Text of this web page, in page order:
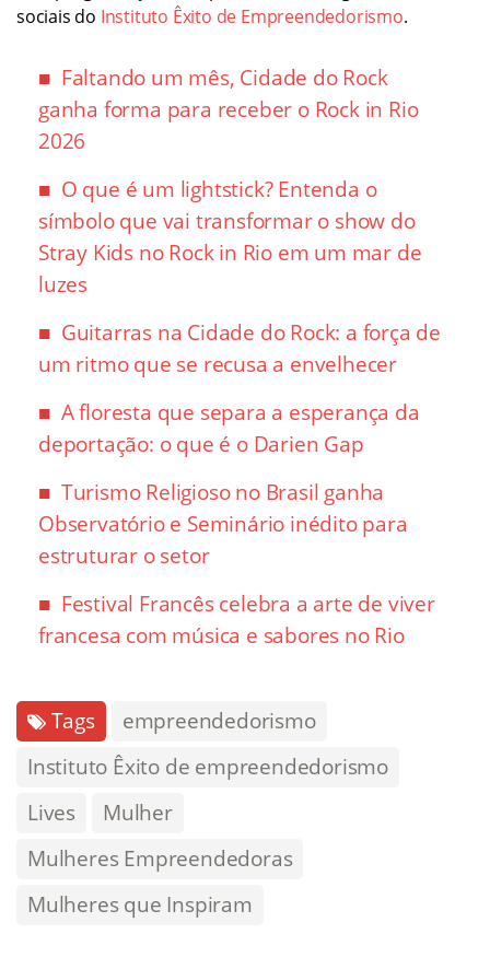
sociais do Instituto Êxito de Empreendedorismo.
Faltando um mês, Cidade do Rock
ganha forma para receber o Rock in Rio
2026
O que é um lightstick? Entenda o
símbolo que vai transformar o show do
Stray Kids no Rock in Rio em um mar de
luzes
Guitarras na Cidade do Rock: a força de
um ritmo que se recusa a envelhecer
A floresta que separa a esperança da
deportação: o que é o Darien Gap
Turismo Religioso no Brasil ganha
Observatório e Seminário inédito para
estruturar o setor
Festival Francês celebra a arte de viver
francesa com música e sabores no Rio
Tags
empreendedorismo
Instituto Êxito de empreendedorismo
Lives
Mulher
Mulheres Empreendedoras
Mulheres que Inspiram